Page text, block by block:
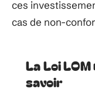
ces
cas de non-
La Loi
savoir